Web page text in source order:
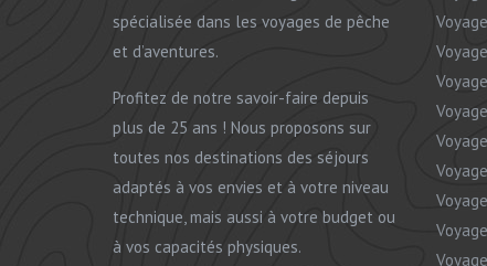
spécialisée dans les voyages de pêche
et d’aventures.
Profitez de notre savoir-faire depuis
plus de 25 ans ! Nous proposons sur
toutes nos destinations des séjours
adaptés à vos envies et à votre niveau
technique, mais aussi à votre budget ou
à vos capacités physiques.